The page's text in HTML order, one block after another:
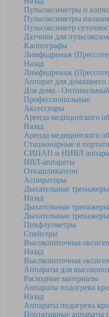
Пульсоксиметры и
Пульсоксиметры
Пульсоксиметр
Датчики для
Kапнографы
Лимфодренаж
Назад
Лимфодренаж
Аппарат для домашнего
Для дома - Оптимальный
Профессиональные
Аксессуары
Аренда медицинского
Назад
Аренда медицинского
Стационарные и
СИПАП и НИВЛ
ИВЛ-аппараты
Откашливатели
Аспираторы
Дыхательные
Назад
Дыхательные
Дыхательные тренажеры
Пикфлуометры
Спейсеры
Высокопоточная
Назад
Высокопоточная
Аппараты для
Расходные материалы
Аппараты подогрева
Назад
Аппараты подогрева
Портативные аппараты